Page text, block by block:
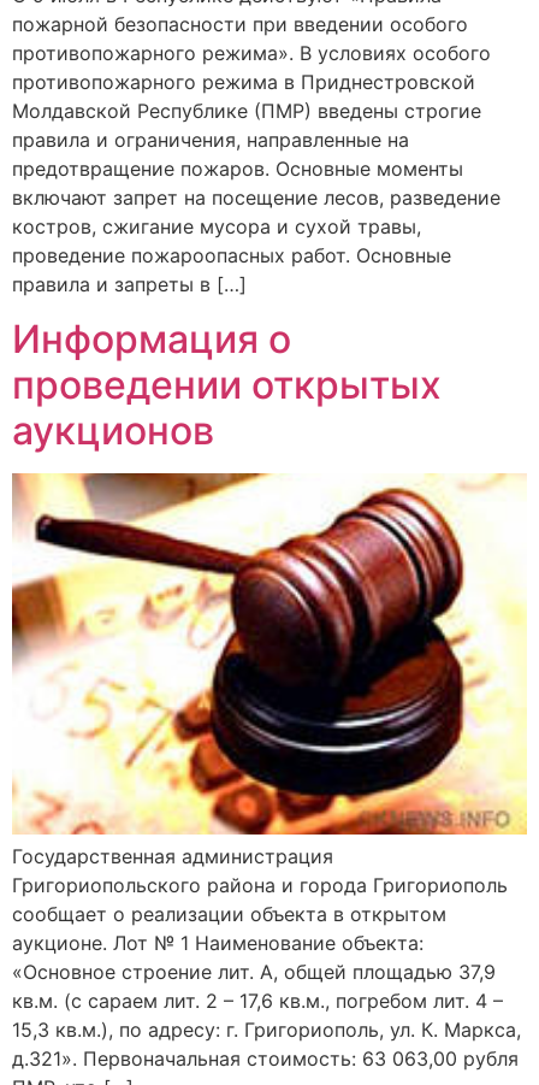
пожарной безопасности при введении особого
противопожарного режима». В условиях особого
противопожарного режима в Приднестровской
Молдавской Республике (ПМР) введены строгие
правила и ограничения, направленные на
предотвращение пожаров. Основные моменты
включают запрет на посещение лесов, разведение
костров, сжигание мусора и сухой травы,
проведение пожароопасных работ. Основные
правила и запреты в […]
Информация о
проведении открытых
аукционов
Государственная администрация
Григориопольского района и города Григориополь
сообщает о реализации объекта в открытом
аукционе. Лот № 1 Наименование объекта:
«Основное строение лит. А, общей площадью 37,9
кв.м. (с сараем лит. 2 – 17,6 кв.м., погребом лит. 4 –
15,3 кв.м.), по адресу: г. Григориополь, ул. К. Маркса,
д.321». Первоначальная стоимость: 63 063,00 рубля